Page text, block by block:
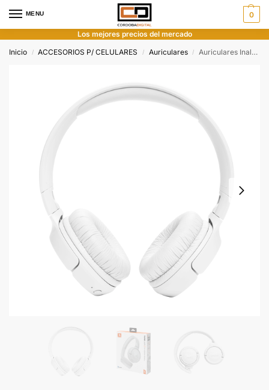
MENU 0
Los mejores precios del mercado
Inicio
/ ACCESORIOS P/ CELULARES / Auriculares / Auriculares Inalámbricos JBL T520 Blanco